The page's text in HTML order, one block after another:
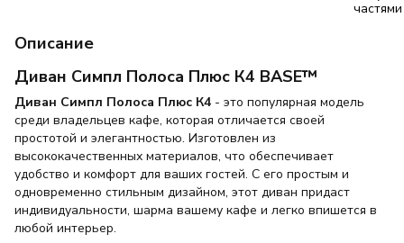
Описание
Диван Симпл Полоса Плюс К4 BASE™
Диван Симпл Полоса Плюс К4 - это популярная модель
среди владельцев кафе, которая отличается своей
простотой и элегантностью. Изготовлен из
высококачественных материалов, что обеспечивает
удобство и комфорт для ваших гостей. С его простым и
одновременно стильным дизайном, этот диван придаст
индивидуальности, шарма вашему кафе и легко впишется в
любой интерьер.